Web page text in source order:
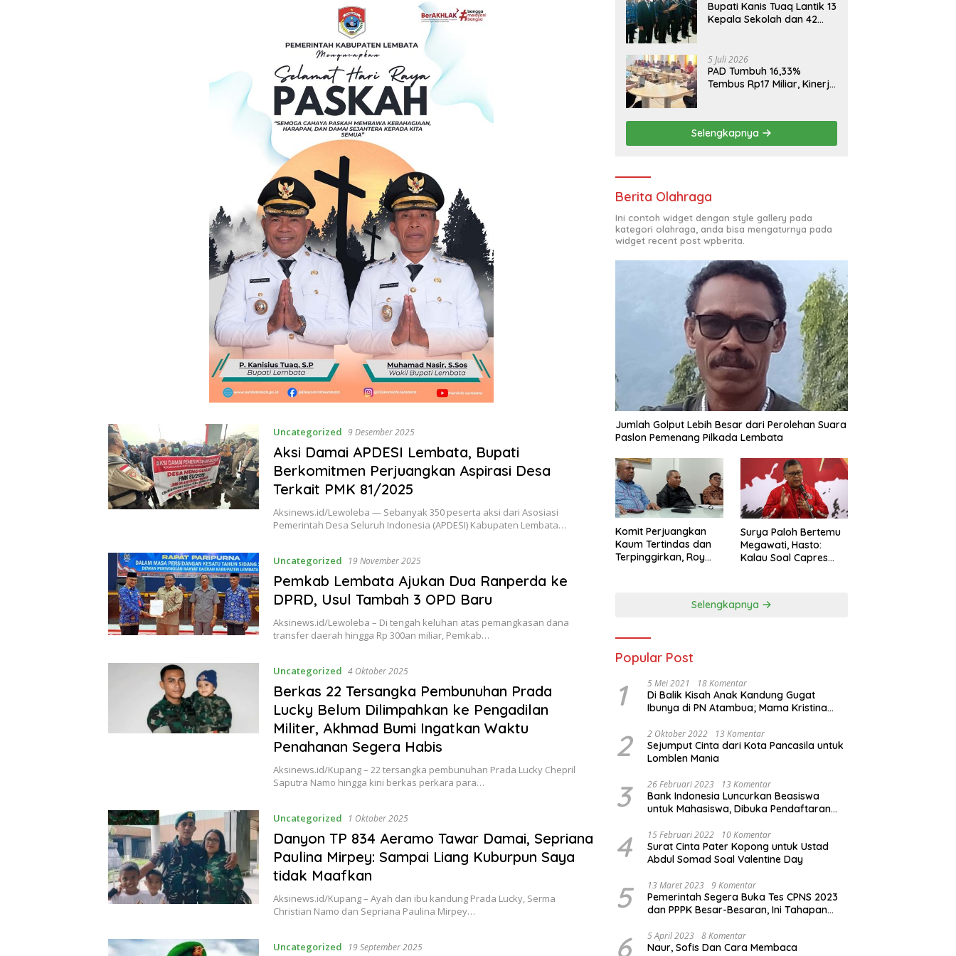
Uncategorized 9 Desember 2025
Aksi Damai APDESI Lembata, Bupati
Berkomitmen Perjuangkan Aspirasi Desa
Terkait PMK 81/2025
Aksinews.id/Lewoleba — Sebanyak 350 peserta aksi dari Asosiasi
Pemerintah Desa Seluruh Indonesia (APDESI) Kabupaten Lembata…
Uncategorized 19 November 2025
Pemkab Lembata Ajukan Dua Ranperda ke
DPRD, Usul Tambah 3 OPD Baru
Aksinews.id/Lewoleba – Di tengah keluhan atas pemangkasan dana
transfer daerah hingga Rp 300an miliar, Pemkab…
Uncategorized 4 Oktober 2025
Berkas 22 Tersangka Pembunuhan Prada
Lucky Belum Dilimpahkan ke Pengadilan
Militer, Akhmad Bumi Ingatkan Waktu
Penahanan Segera Habis
Aksinews.id/Kupang – 22 tersangka pembunuhan Prada Lucky Chepril
Saputra Namo hingga kini berkas perkara para…
Uncategorized 1 Oktober 2025
Danyon TP 834 Aeramo Tawar Damai, Sepriana
Paulina Mirpey: Sampai Liang Kuburpun Saya
tidak Maafkan
Aksinews.id/Kupang – Ayah dan ibu kandung Prada Lucky, Serma
Christian Namo dan Sepriana Paulina Mirpey…
Uncategorized 19 September 2025
Bupati Kanis Tuaq Lantik 13
Kepala Sekolah dan 42
5 Juli 2026
PAD Tumbuh 16,33%
Tembus Rp17 Miliar, Kinerja
Selengkapnya
Berita Olahraga
Ini contoh widget dengan style gallery pada
kategori olahraga, anda bisa mengaturnya pada
widget recent post wpberita.
Jumlah Golput Lebih Besar dari Perolehan Suara
Paslon Pemenang Pilkada Lembata
Komit Perjuangkan
Kaum Tertindas dan
Terpinggirkan, Roy
Surya Paloh Bertemu
Megawati, Hasto:
Kalau Soal Capres
Selengkapnya
Popular Post
1 5 Mei 2021 18 Komentar
Di Balik Kisah Anak Kandung Gugat
Ibunya di PN Atambua; Mama Kristina
2 2 Oktober 2022 13 Komentar
Sejumput Cinta dari Kota Pancasila untuk
Lomblen Mania
3 26 Februari 2023 13 Komentar
Bank Indonesia Luncurkan Beasiswa
untuk Mahasiswa, Dibuka Pendaftaran
4 15 Februari 2022 10 Komentar
Surat Cinta Pater Kopong untuk Ustad
Abdul Somad Soal Valentine Day
5 13 Maret 2023 9 Komentar
Pemerintah Segera Buka Tes CPNS 2023
dan PPPK Besar-Besaran, Ini Tahapan
6 5 April 2023 8 Komentar
Naur, Sofis Dan Cara Membaca